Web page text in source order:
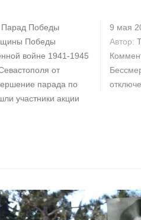
Парад Победы
Победы
войне 1941-1945
от
парада по
участники акции
9 мая
Автор: